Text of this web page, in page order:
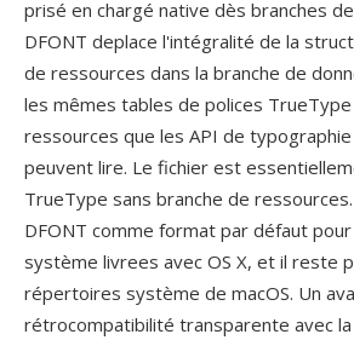
prisé en chargé native dès branches
DFONT deplace l'intégralité de la
de ressources dans la branche de
les mêmes tables de polices
ressources que les API de
peuvent lire. Le fichier est
TrueType sans branche de
DFONT comme format par défaut
système livrees avec OS X, et il reste
répertoires système de macOS. Un
rétrocompatibilité transparente avec